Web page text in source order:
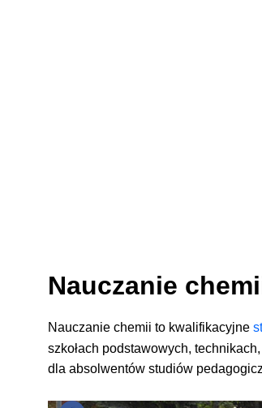
Nauczanie
Nauczanie chemii to kwalifikacyjne
szkołach podstawowych,
dla absolwentów studiów